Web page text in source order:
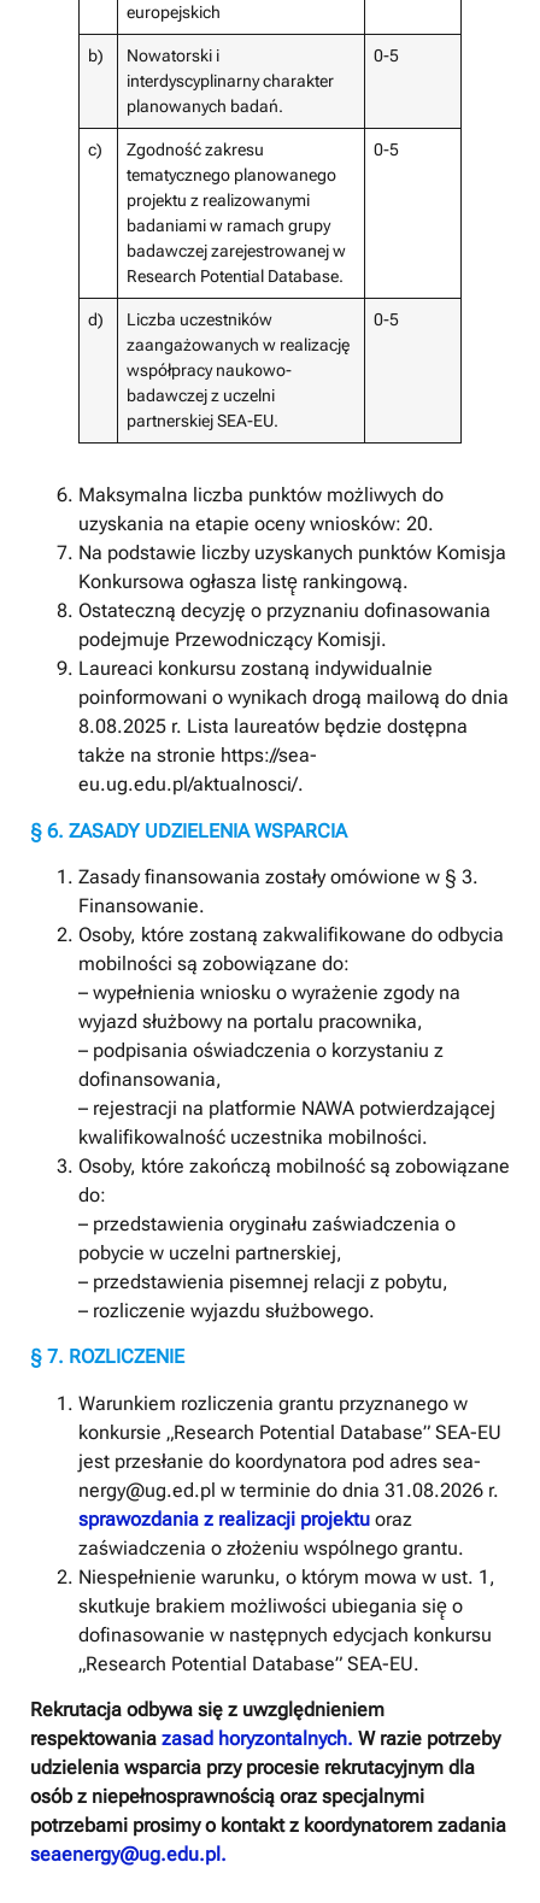
europejskich
b)
Nowatorski i
interdyscyplinarny charakter
planowanych badań.
0-5
c)
Zgodność zakresu
tematycznego planowanego
projektu z realizowanymi
badaniami w ramach grupy
badawczej zarejestrowanej w
Research Potential Database.
0-5
d)
Liczba uczestników
zaangażowanych w realizację
współpracy naukowo-
badawczej z uczelni
partnerskiej SEA-EU.
0-5
Maksymalna liczba punktów możliwych do
uzyskania na etapie oceny wniosków: 20.
Na podstawie liczby uzyskanych punktów Komisja
Konkursowa ogłasza listę̨ rankingową.
Ostateczną decyzję o przyznaniu dofinasowania
podejmuje Przewodniczący Komisji.
Laureaci konkursu zostaną indywidualnie
poinformowani o wynikach drogą mailową do dnia
8.08.2025 r. Lista laureatów będzie dostępna
także na stronie https://sea-
eu.ug.edu.pl/aktualnosci/.
§ 6. ZASADY UDZIELENIA WSPARCIA
Zasady finansowania zostały omówione w § 3.
Finansowanie.
Osoby, które zostaną zakwalifikowane do odbycia
mobilności są zobowiązane do:
– wypełnienia wniosku o wyrażenie zgody na
wyjazd służbowy na portalu pracownika,
– podpisania oświadczenia o korzystaniu z
dofinansowania,
– rejestracji na platformie NAWA potwierdzającej
kwalifikowalność uczestnika mobilności.
Osoby, które zakończą mobilność są zobowiązane
do:
– przedstawienia oryginału zaświadczenia o
pobycie w uczelni partnerskiej,
– przedstawienia pisemnej relacji z pobytu,
– rozliczenie wyjazdu służbowego.
§ 7. ROZLICZENIE
Warunkiem rozliczenia grantu przyznanego w
konkursie „Research Potential Database” SEA-EU
jest przesłanie do koordynatora pod adres sea-
nergy@ug.ed.pl w terminie do dnia 31.08.2026 r.
sprawozdania z realizacji projektu oraz
zaświadczenia o złożeniu wspólnego grantu.
Niespełnienie warunku, o którym mowa w ust. 1,
skutkuje brakiem możliwości ubiegania się̨ o
dofinasowanie w następnych edycjach konkursu
„Research Potential Database” SEA-EU.
Rekrutacja odbywa się z uwzględnieniem
respektowania zasad horyzontalnych. W razie potrzeby
udzielenia wsparcia przy procesie rekrutacyjnym dla
osób z niepełnosprawnością oraz specjalnymi
potrzebami prosimy o kontakt z koordynatorem zadania
seaenergy@ug.edu.pl.